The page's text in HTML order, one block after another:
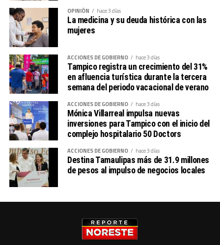
OPINIÓN hace 3 días
La medicina y su deuda histórica con las
mujeres
ACCIONES DE GOBIERNO hace 3 días
Tampico registra un crecimiento del 31%
en afluencia turística durante la tercera
semana del periodo vacacional de verano
ACCIONES DE GOBIERNO hace 3 días
Mónica Villarreal impulsa nuevas
inversiones para Tampico con el inicio del
complejo hospitalario 50 Doctors
ACCIONES DE GOBIERNO hace 3 días
Destina Tamaulipas más de 31.9 millones
de pesos al impulso de negocios locales